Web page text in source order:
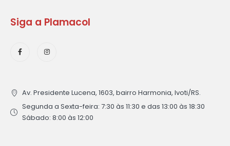
Siga a Plamacol
Av. Presidente Lucena, 1603, bairro Harmonia, Ivoti/RS.
Segunda a Sexta-feira: 7:30 às 11:30 e das 13:00 às 18:30
Sábado: 8:00 às 12:00